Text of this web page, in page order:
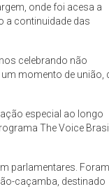
onde foi acesa a
a continuidade das
celebrando não
momento de união,
especial ao longo
The Voice Brasil.
parlamentares. Foram
caçamba, destinado